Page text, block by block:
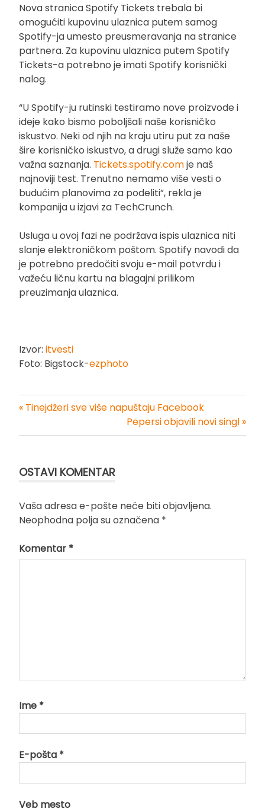
Nova stranica Spotify Tickets trebala bi
omogućiti kupovinu ulaznica putem samog
Spotify-ja umesto preusmeravanja na stranice
partnera. Za kupovinu ulaznica putem Spotify
Tickets-a potrebno je imati Spotify korisnički
nalog.
“U Spotify-ju rutinski testiramo nove proizvode i
ideje kako bismo poboljšali naše korisničko
iskustvo. Neki od njih na kraju utiru put za naše
šire korisničko iskustvo, a drugi služe samo kao
važna saznanja. Tickets.spotify.comje naš
najnoviji test. Trenutno nemamo više vesti o
budućim planovima za podeliti”, rekla je
kompanija u izjavi za TechCrunch.
Usluga u ovoj fazi ne podržava ispis ulaznica niti
slanje elektroničkom poštom. Spotify navodi da
je potrebno predočiti svoju e-mail potvrdu i
važeću ličnu kartu na blagajni prilikom
preuzimanja ulaznica.
Izvor: itvesti
Foto: Bigstock-ezphoto
« Tinejdžeri sve više napuštaju Facebook
Pepersi objavili novi singl »
OSTAVI KOMENTAR
Vaša adresa e-pošte neće biti objavljena.
Neophodna polja su označena *
Komentar *
Ime *
E-pošta *
Veb mesto